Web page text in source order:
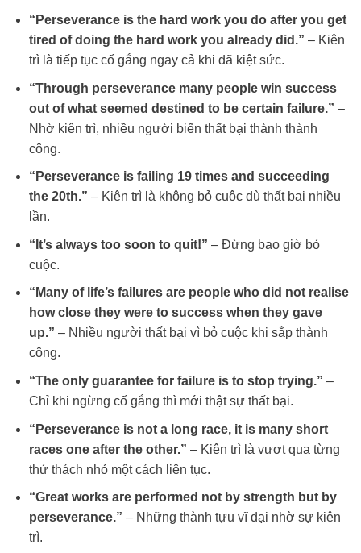
“Perseverance is the hard work you do after you get
tired of doing the hard work you already did.” – Kiên
trì là tiếp tục cố gắng ngay cả khi đã kiệt sức.
“Through perseverance many people win success
out of what seemed destined to be certain failure.” –
Nhờ kiên trì, nhiều người biến thất bại thành thành
công.
“Perseverance is failing 19 times and succeeding
the 20th.” – Kiên trì là không bỏ cuộc dù thất bại nhiều
lần.
“It’s always too soon to quit!” – Đừng bao giờ bỏ
cuộc.
“Many of life’s failures are people who did not realise
how close they were to success when they gave
up.” – Nhiều người thất bại vì bỏ cuộc khi sắp thành
công.
“The only guarantee for failure is to stop trying.” –
Chỉ khi ngừng cố gắng thì mới thật sự thất bại.
“Perseverance is not a long race, it is many short
races one after the other.” – Kiên trì là vượt qua từng
thử thách nhỏ một cách liên tục.
“Great works are performed not by strength but by
perseverance.” – Những thành tựu vĩ đại nhờ sự kiên
trì.